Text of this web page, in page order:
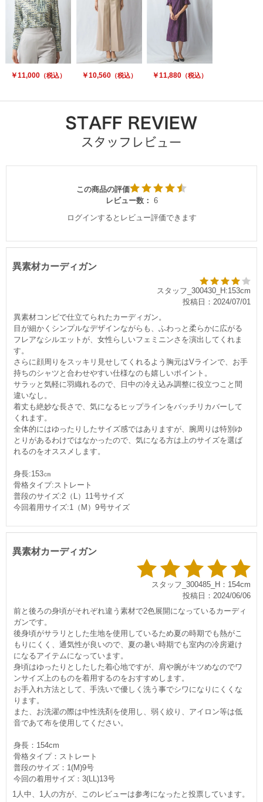
￥11,000（税込） ￥10,560（税込） ￥11,880 （税込）
この商品の評価
レビュー数： 6
ログインするとレビュー評価できます
異素材カーディガン
スタッフ_300430_H:153cm
投稿日：2024/07/01
異素材コンビで仕立てられたカーディガン。
目が細かくシンプルなデザインながらも、ふわっと柔らかに広がる
フレアなシルエットが、女性らしいフェミニンさを演出してくれま
す。
さらに顔周りをスッキリ見せしてくれるよう胸元はVラインで、お手
持ちのシャツと合わせやすい仕様なのも嬉しいポイント。
サラッと気軽に羽織れるので、日中の冷え込み調整に役立つこと間
違いなし。
着丈も絶妙な長さで、気になるヒップラインをバッチリカバーして
くれます。
全体的にはゆったりしたサイズ感ではありますが、腕周りは特別ゆ
とりがあるわけではなかったので、気になる方は上のサイズを選ば
れるのをオススメします。
身長:153㎝
骨格タイプ:ストレート
普段のサイズ:2（L）11号サイズ
今回着用サイズ:1（M）9号サイズ
異素材カーディガン
スタッフ_300485_H：154cm
投稿日：2024/06/06
前と後ろの身頃がそれぞれ違う素材で2色展開になっているカーディ
ガンです。
後身頃がサラリとした生地を使用しているため夏の時期でも熱がこ
もりにくく、通気性が良いので、夏の暑い時期でも室内の冷房避け
になるアイテムになっています。
身頃はゆったりとしたした着心地ですが、肩や腕がキツめなのでワ
ンサイズ上のものを着用するのをおすすめします。
お手入れ方法として、手洗いで優しく洗う事でシワになりにくくな
ります。
また、お洗濯の際は中性洗剤を使用し、弱く絞り、アイロン等は低
音であて布を使用してください。
身長：154cm
骨格タイプ：ストレート
普段のサイズ：1(M)9号
今回の着用サイズ：3(LL)13号
1人中、1人の方が、このレビューは参考になったと投票しています。